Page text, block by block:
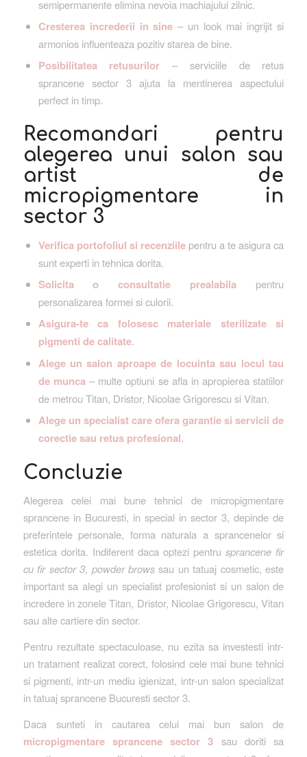
semipermanente elimina nevoia machiajului zilnic.
Cresterea increderii in sine – un look mai ingrijit si
armonios influenteaza pozitiv starea de bine.
Posibilitatea retusurilor – serviciile de retus
sprancene sector 3 ajuta la mentinerea aspectului
perfect in timp.
Recomandari pentru
alegerea unui salon sau
artist de
micropigmentare in
sector 3
Verifica portofoliul si recenziilepentru a te asigura ca
sunt experti in tehnica dorita.
Solicita o consultatie prealabila pentru
personalizarea formei si culorii.
Asigura-te ca folosesc materiale sterilizate si
pigmenti de calitate.
Alege un salon aproape de locuinta sau locul tau
de munca– multe optiuni se afla in apropierea statiilor
de metrou Titan, Dristor, Nicolae Grigorescu si Vitan.
Alege un specialist care ofera garantie si servicii de
corectie sau retus profesional.
Concluzie
Alegerea celei mai bune tehnici de micropigmentare
sprancene in Bucuresti, in special in sector 3, depinde de
preferintele personale, forma naturala a sprancenelor si
estetica dorita. Indiferent daca optezi pentrusprancene fir
cu fir sector 3, powder brows sau un tatuaj cosmetic, este
important sa alegi un specialist profesionist si un salon de
incredere in zonele Titan, Dristor, Nicolae Grigorescu, Vitan
sau alte cartiere din sector.
Pentru rezultate spectaculoase, nu ezita sa investesti intr-
un tratament realizat corect, folosind cele mai bune tehnici
si pigmenti, intr-un mediu igienizat, intr-un salon specializat
in tatuaj sprancene Bucuresti sector 3.
Daca sunteti in cautarea celui mai bun salon de
micropigmentare sprancene sector 3 sau doriti sa